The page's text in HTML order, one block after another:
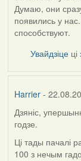
Думаю, они
появились у
способствуют.
Увайдзіце ці
Harrier-
In
reply
to
by
Дзяніс,
годзе.
Ці тады пачалі
100 з нечым